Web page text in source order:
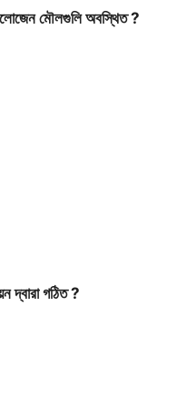
মৌলগুলি অবস্থিত ?
দ্বারা গঠিত ?